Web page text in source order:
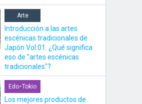
Arte
Introducción a las artes
escénicas tradicionales de
Japón Vol.01. ¿Qué significa
eso de "artes escénicas
tradicionales"?
Edo・Tokio
Los mejores productos de